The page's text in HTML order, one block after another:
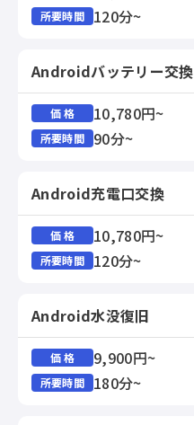
所要時間 120分~
Androidバッテリー交換
価 格 10,780円~
所要時間 90分~
Android充電口交換
価 格 10,780円~
所要時間 120分~
Android水没復旧
価 格 9,900円~
所要時間 180分~